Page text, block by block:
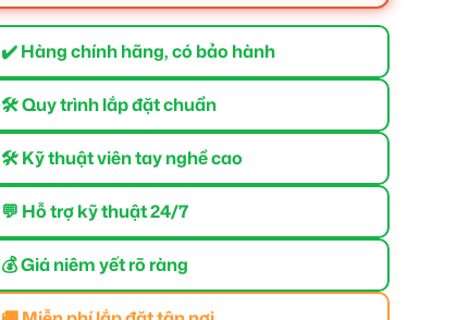
✔️ Hàng chính hãng, có bảo hành
🛠 Quy trình lắp đặt chuẩn
🛠 Kỹ thuật viên tay nghề cao
💬 Hỗ trợ kỹ thuật 24/7
💰 Giá niêm yết rõ ràng